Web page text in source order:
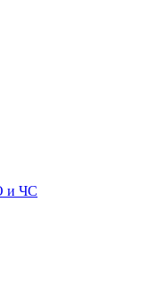
и ЧС